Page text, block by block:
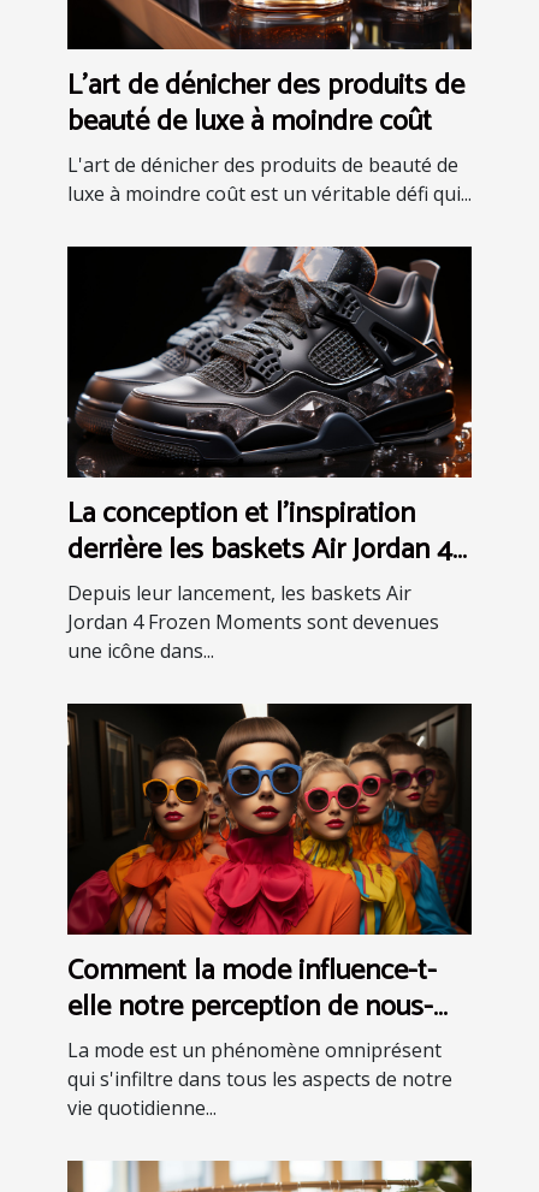
L'art de dénicher des produits de
beauté de luxe à moindre coût
L'art de dénicher des produits de beauté de
luxe à moindre coût est un véritable défi qui...
La conception et l'inspiration
derrière les baskets Air Jordan 4
Frozen Moments
Depuis leur lancement, les baskets Air
Jordan 4 Frozen Moments sont devenues
une icône dans...
Comment la mode influence-t-
elle notre perception de nous-
mêmes ?
La mode est un phénomène omniprésent
qui s'infiltre dans tous les aspects de notre
vie quotidienne...